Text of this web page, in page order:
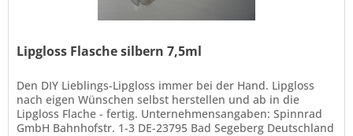
Lipgloss Flasche silbern 7,5ml
Den DIY Lieblings-Lipgloss immer bei der Hand. Lipgloss
nach eigen Wünschen selbst herstellen und ab in die
Lipgloss Flache - fertig. Unternehmensangaben: Spinnrad
GmbH Bahnhofstr. 1-3 DE-23795 Bad Segeberg Deutschland